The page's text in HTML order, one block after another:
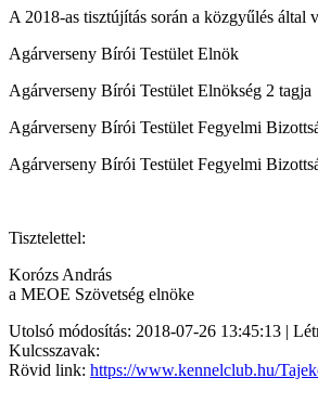
A 2018-as tisztújítás során a közgyűlés által
Agárverseny Bírói Testület Elnök
Agárverseny Bírói Testület Elnökség 2 tagja
Agárverseny Bírói Testület Fegyelmi
Agárverseny Bírói Testület Fegyelmi
Tisztelettel:
Korózs András
a MEOE Szövetség elnöke
Utolsó módosítás: 2018-07-26 13:45:13 |
Kulcsszavak:
Rövid link: https://www.kennelclub.hu/